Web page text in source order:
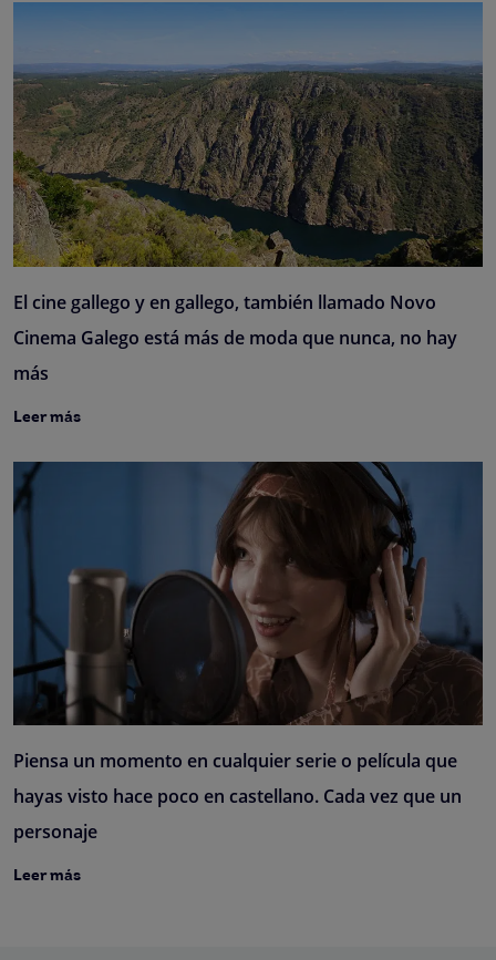
El cine gallego y en gallego, también llamado Novo
Cinema Galego está más de moda que nunca, no hay
más
Leer más
Piensa un momento en cualquier serie o película que
hayas visto hace poco en castellano. Cada vez que un
personaje
Leer más